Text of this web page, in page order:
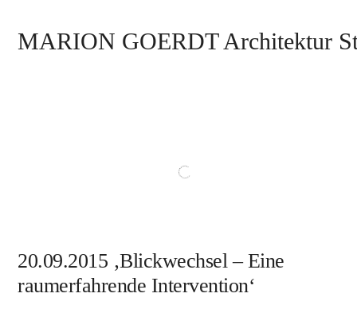
MARION GOERDT Architektur
20.09.2015 ‚Blickwechsel – Eine
raumerfahrende Intervention‘